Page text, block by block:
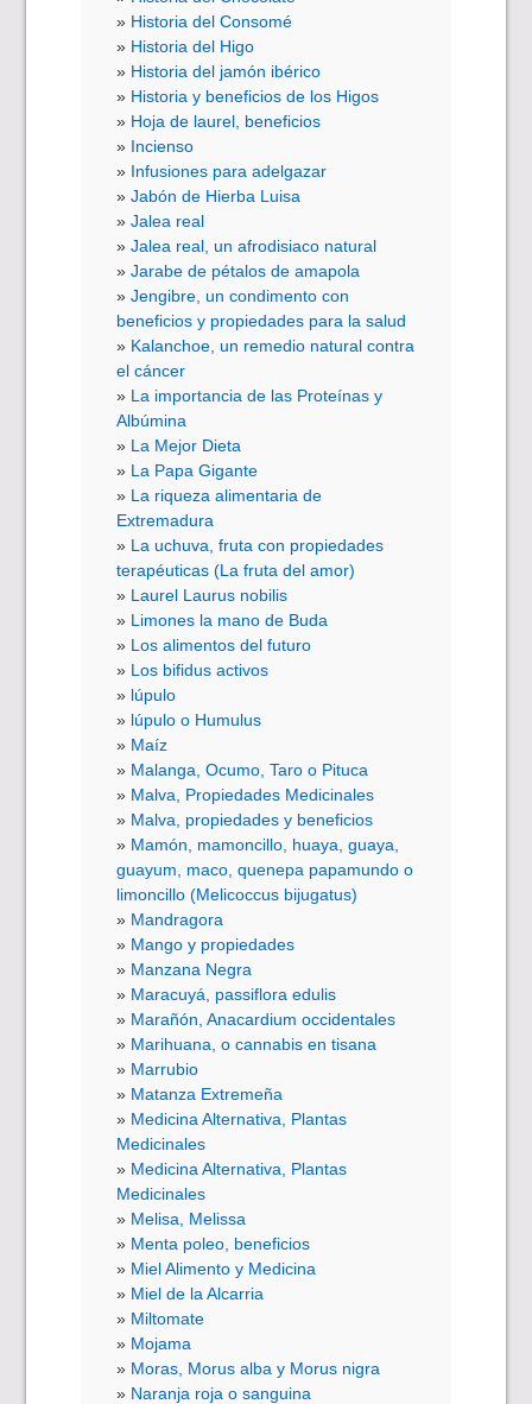
Historia del Consomé
Historia del Higo
Historia del jamón ibérico
Historia y beneficios de los Higos
Hoja de laurel, beneficios
Incienso
Infusiones para adelgazar
Jabón de Hierba Luisa
Jalea real
Jalea real, un afrodisiaco natural
Jarabe de pétalos de amapola
Jengibre, un condimento con
beneficios y propiedades para la salud
Kalanchoe, un remedio natural contra
el cáncer
La importancia de las Proteínas y
Albúmina
La Mejor Dieta
La Papa Gigante
La riqueza alimentaria de
Extremadura
La uchuva, fruta con propiedades
terapéuticas (La fruta del amor)
Laurel Laurus nobilis
Limones la mano de Buda
Los alimentos del futuro
Los bifidus activos
lúpulo
lúpulo o Humulus
Maíz
Malanga, Ocumo, Taro o Pituca
Malva, Propiedades Medicinales
Malva, propiedades y beneficios
Mamón, mamoncillo, huaya, guaya,
guayum, maco, quenepa papamundo o
limoncillo (Melicoccus bijugatus)
Mandragora
Mango y propiedades
Manzana Negra
Maracuyá, passiflora edulis
Marañón, Anacardium occidentales
Marihuana, o cannabis en tisana
Marrubio
Matanza Extremeña
Medicina Alternativa, Plantas
Medicinales
Medicina Alternativa, Plantas
Medicinales
Melisa, Melissa
Menta poleo, beneficios
Miel Alimento y Medicina
Miel de la Alcarria
Miltomate
Mojama
Moras, Morus alba y Morus nigra
Naranja roja o sanguina